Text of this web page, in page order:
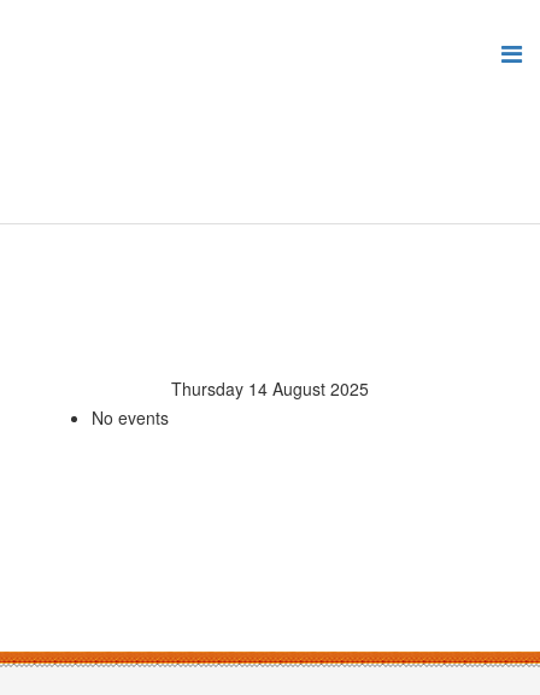
Thursday 14 August 2025
No events